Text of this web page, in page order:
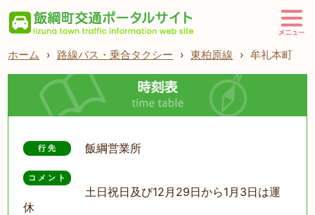
ホーム › 路線バス・乗合タクシー › 東柏原線 › 牟礼本町
行先 飯綱営業所
コメント
土日祝日及び12月29日から1月3日は運
休